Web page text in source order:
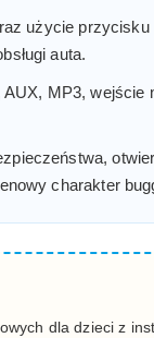
użycie
auta.
MP3,
charakter
dla dzieci z